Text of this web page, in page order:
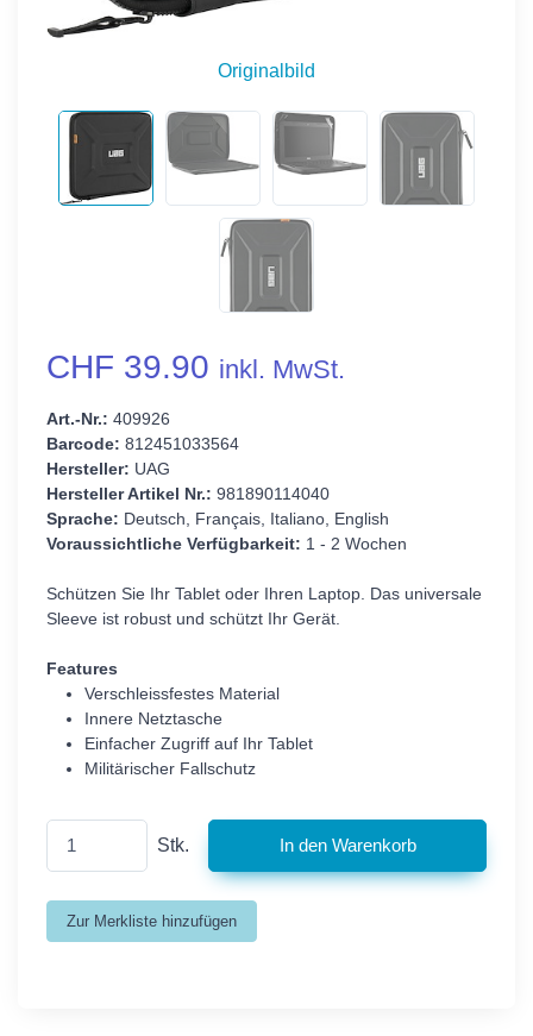
Originalbild
CHF 39.90 inkl. MwSt.
Art.-Nr.: 409926
Barcode: 812451033564
Hersteller: UAG
Hersteller Artikel Nr.: 981890114040
Sprache: Deutsch, Français, Italiano, English
Voraussichtliche Verfügbarkeit: 1 - 2 Wochen
Schützen Sie Ihr Tablet oder Ihren Laptop. Das universale
Sleeve ist robust und schützt Ihr Gerät.
Features
Verschleissfestes Material
Innere Netztasche
Einfacher Zugriff auf Ihr Tablet
Militärischer Fallschutz
Stk.